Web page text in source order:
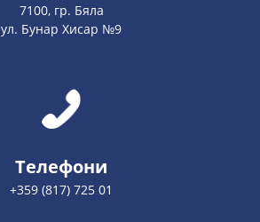
7100, гр. Бяла
ул. Бунар Хисар №9
Телефони
+359 (817) 725 01